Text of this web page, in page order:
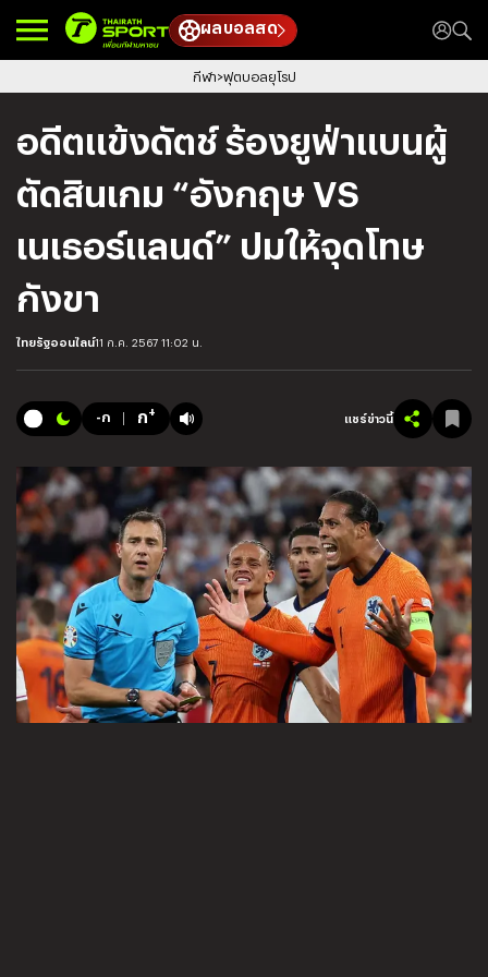
ผลบอลสด
กีฬา ฟุตบอลยุโรป
อดีตแข้งดัตช์ ร้องยูฟ่าแบนผู้
ตัดสินเกม “อังกฤษ VS
เนเธอร์แลนด์” ปมให้จุดโทษ
กังขา
ไทยรัฐออนไลน์11 ก.ค. 2567 11:02 น.
-ก ก+ แชร์ข่าวนี้